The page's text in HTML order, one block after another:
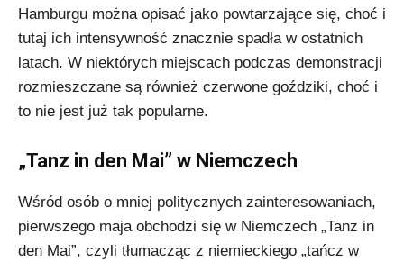
Hamburgu można opisać jako powtarzające się, choć i
tutaj ich intensywność znacznie spadła w ostatnich
latach. W niektórych miejscach podczas demonstracji
rozmieszczane są również czerwone goździki, choć i
to nie jest już tak popularne.
„Tanz in den Mai” w Niemczech
Wśród osób o mniej politycznych zainteresowaniach,
pierwszego maja obchodzi się w Niemczech „Tanz in
den Mai”, czyli tłumacząc z niemieckiego „tańcz w